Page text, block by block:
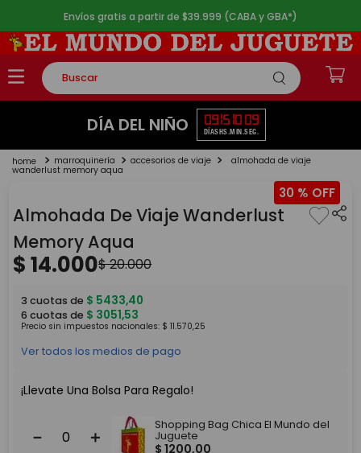
Envíos gratis a partir de $39.999 (CABA y GBA*)
Buscar
TÉRMINOS MÁS BUSCADOS
2.
lego
4.
monopatin
5. toy story
DÍA DEL NIÑO 09
DÍAS
15
HS.
10
MIN.
09
SEG.
marroquinería accesorios de viaje almohada de viaje
wanderlust memory aqua
30 %
Almohada De Viaje Wanderlust
Memory Aqua
$14.000$20.000
3 cuotas de $ 5433,40
6 cuotas de $ 3051,53
Precio sin impuestos nacionales: $ 11.570,25
Ver todos los medios de pago
¡Llevate Una Bolsa Para Regalo!
＋
－
Shopping Bag Chica El Mundo del
Juguete
$ 1200,00